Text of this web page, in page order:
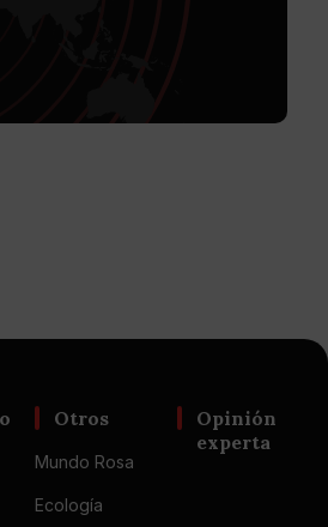
Otros
Mundo Rosa
Ecología
Opinión
experta